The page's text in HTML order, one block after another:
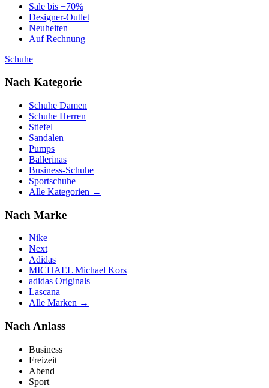
Sale bis −70%
Designer-Outlet
Neuheiten
Auf Rechnung
Schuhe
Nach Kategorie
Schuhe Damen
Schuhe Herren
Stiefel
Sandalen
Pumps
Ballerinas
Business-Schuhe
Sportschuhe
Alle Kategorien →
Nach Marke
Nike
Next
Adidas
MICHAEL Michael Kors
adidas Originals
Lascana
Alle Marken →
Nach Anlass
Business
Freizeit
Abend
Sport